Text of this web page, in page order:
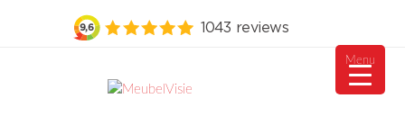
Menu